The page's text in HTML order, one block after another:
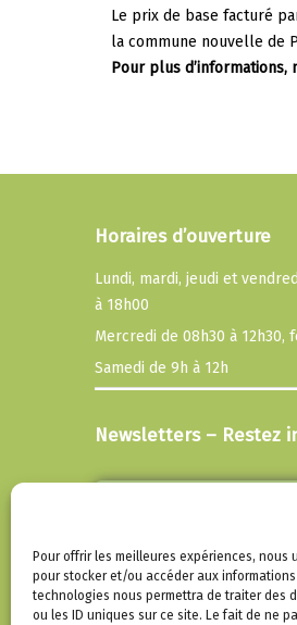
Pour offrir les meilleures expériences,
pour stocker et/ou accéder aux
technologies nous permettra de traiter des
ou les ID uniques sur ce site. Le fait de ne
Le prix de base facturé
la commune nouvelle de
Pour plus d’informations,
Horaires d’ouverture
Lundi, mardi, jeudi et
à 18h00
Mercredi de 08h30 à 12h30,
Samedi de 9h à 12h
Newsletters – Restez
En continuant, vous
confidentialité